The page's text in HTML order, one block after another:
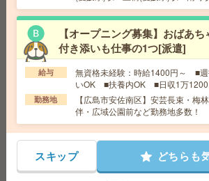
給 与 時給1080円 【月収例】233,280円以上
交通費 交通費支給有り
勤務地 牛渕駅～車6分 ※車通勤・バイク通勤OK
【食堂あり】あんしん長期！大学での事
時！[派遣]
給 与 時給1250円 月収例 206,250円+残業代
勤務地 中庄駅徒歩12分（駐車場：5,300円/月）
なります。
ど勤務地多数！
【オープニング募集】おばあ
付き添いも仕事の1つ[派遣]
給与
無資格未経験：時給1400円～ ■
いOK ■扶養内OK ■日収1万1200
以上
勤務地
【広島市安佐南区】安芸長束・梅林
伴・広域公園前など勤務地多数！
スキップ どちらも